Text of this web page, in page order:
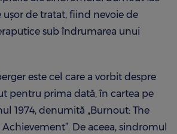
ușor de tratat, fiind nevoie de
sub îndrumarea unui
este cel care a vorbit despre
pentru prima dată, în cartea pe
1974, denumită „Burnout: The
De aceea, sindromul